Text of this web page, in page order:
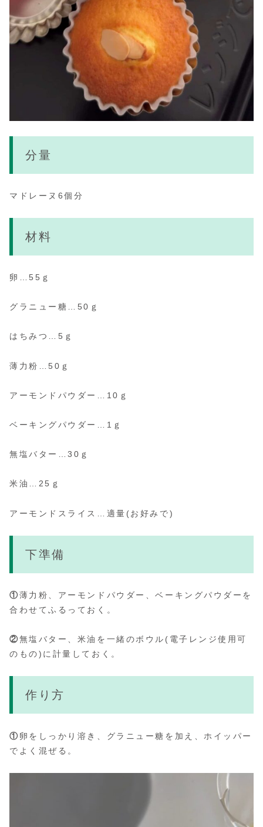
分量
マドレーヌ6個分
材料
卵…55ｇ
グラニュー糖…50ｇ
はちみつ…5ｇ
薄力粉…50ｇ
アーモンドパウダー…10ｇ
ベーキングパウダー…1ｇ
無塩バター…30ｇ
米油…25ｇ
アーモンドスライス…適量(お好みで)
下準備
①薄力粉、アーモンドパウダー、ベーキングパウダーを
合わせてふるっておく。
②無塩バター、米油を一緒のボウル(電子レンジ使用可
のもの)に計量しておく。
作り方
① 卵をしっかり溶き、グラニュー糖を加え、ホイッパー
でよく混ぜる。